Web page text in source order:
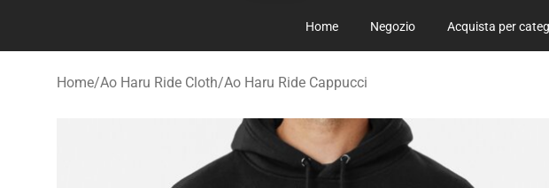
Home Negozio Acquista per
Home/Ao Haru Ride Cloth/Ao Haru Ride Cappucci